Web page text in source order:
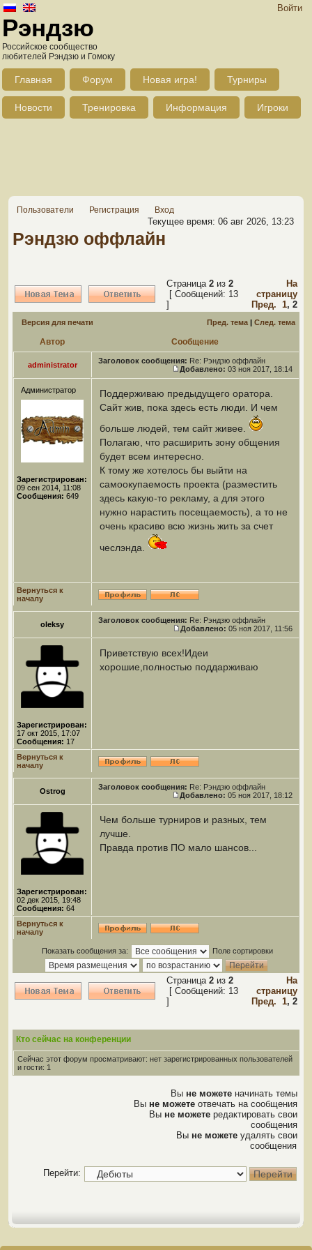
Войти
Рэндзю
Российское сообщество
любителей Рэндзю и Гомоку
Главная Форум Новая игра! Турниры
Новости Тренировка Информация Игроки
Пользователи Регистрация Вход
Текущее время: 06 авг 2026, 13:23
Рэндзю оффлайн
Страница 2 из 2
[ Сообщений: 13
]
На
страницу
Пред. 1, 2
Версия для печати Пред. тема | След. тема
Автор Сообщение
administrator Заголовок сообщения: Re: Рэндзю оффлайн
Добавлено: 03 ноя 2017, 18:14
Администратор
Зарегистрирован:
09 сен 2014, 11:08
Сообщения: 649
Поддерживаю предыдущего оратора.
Сайт жив, пока здесь есть люди. И чем
больше людей, тем сайт живее.
Полагаю, что расширить зону общения
будет всем интересно.
К тому же хотелось бы выйти на
самоокупаемость проекта (разместить
здесь какую-то рекламу, а для этого
нужно нарастить посещаемость), а то не
очень красиво всю жизнь жить за счет
чеслэнда.
Вернуться к
началу
oleksy Заголовок сообщения: Re: Рэндзю оффлайн
Добавлено: 05 ноя 2017, 11:56
Зарегистрирован:
17 окт 2015, 17:07
Сообщения: 17
Приветствую всех!Идеи
хорошие,полностью поддарживаю
Вернуться к
началу
Ostrog Заголовок сообщения: Re: Рэндзю оффлайн
Добавлено: 05 ноя 2017, 18:12
Зарегистрирован:
02 дек 2015, 19:48
Сообщения: 64
Чем больше турниров и разных, тем
лучше.
Правда против ПО мало шансов...
Вернуться к
началу
Показать сообщения за: Поле сортировки
Страница 2 из 2
[ Сообщений: 13
]
На
страницу
Пред. 1, 2
Кто сейчас на конференции
Сейчас этот форум просматривают: нет зарегистрированных пользователей
и гости: 1
Вы не можете начинать темы
Вы не можете отвечать на сообщения
Вы не можете редактировать свои
сообщения
Вы не можете удалять свои
сообщения
Перейти: